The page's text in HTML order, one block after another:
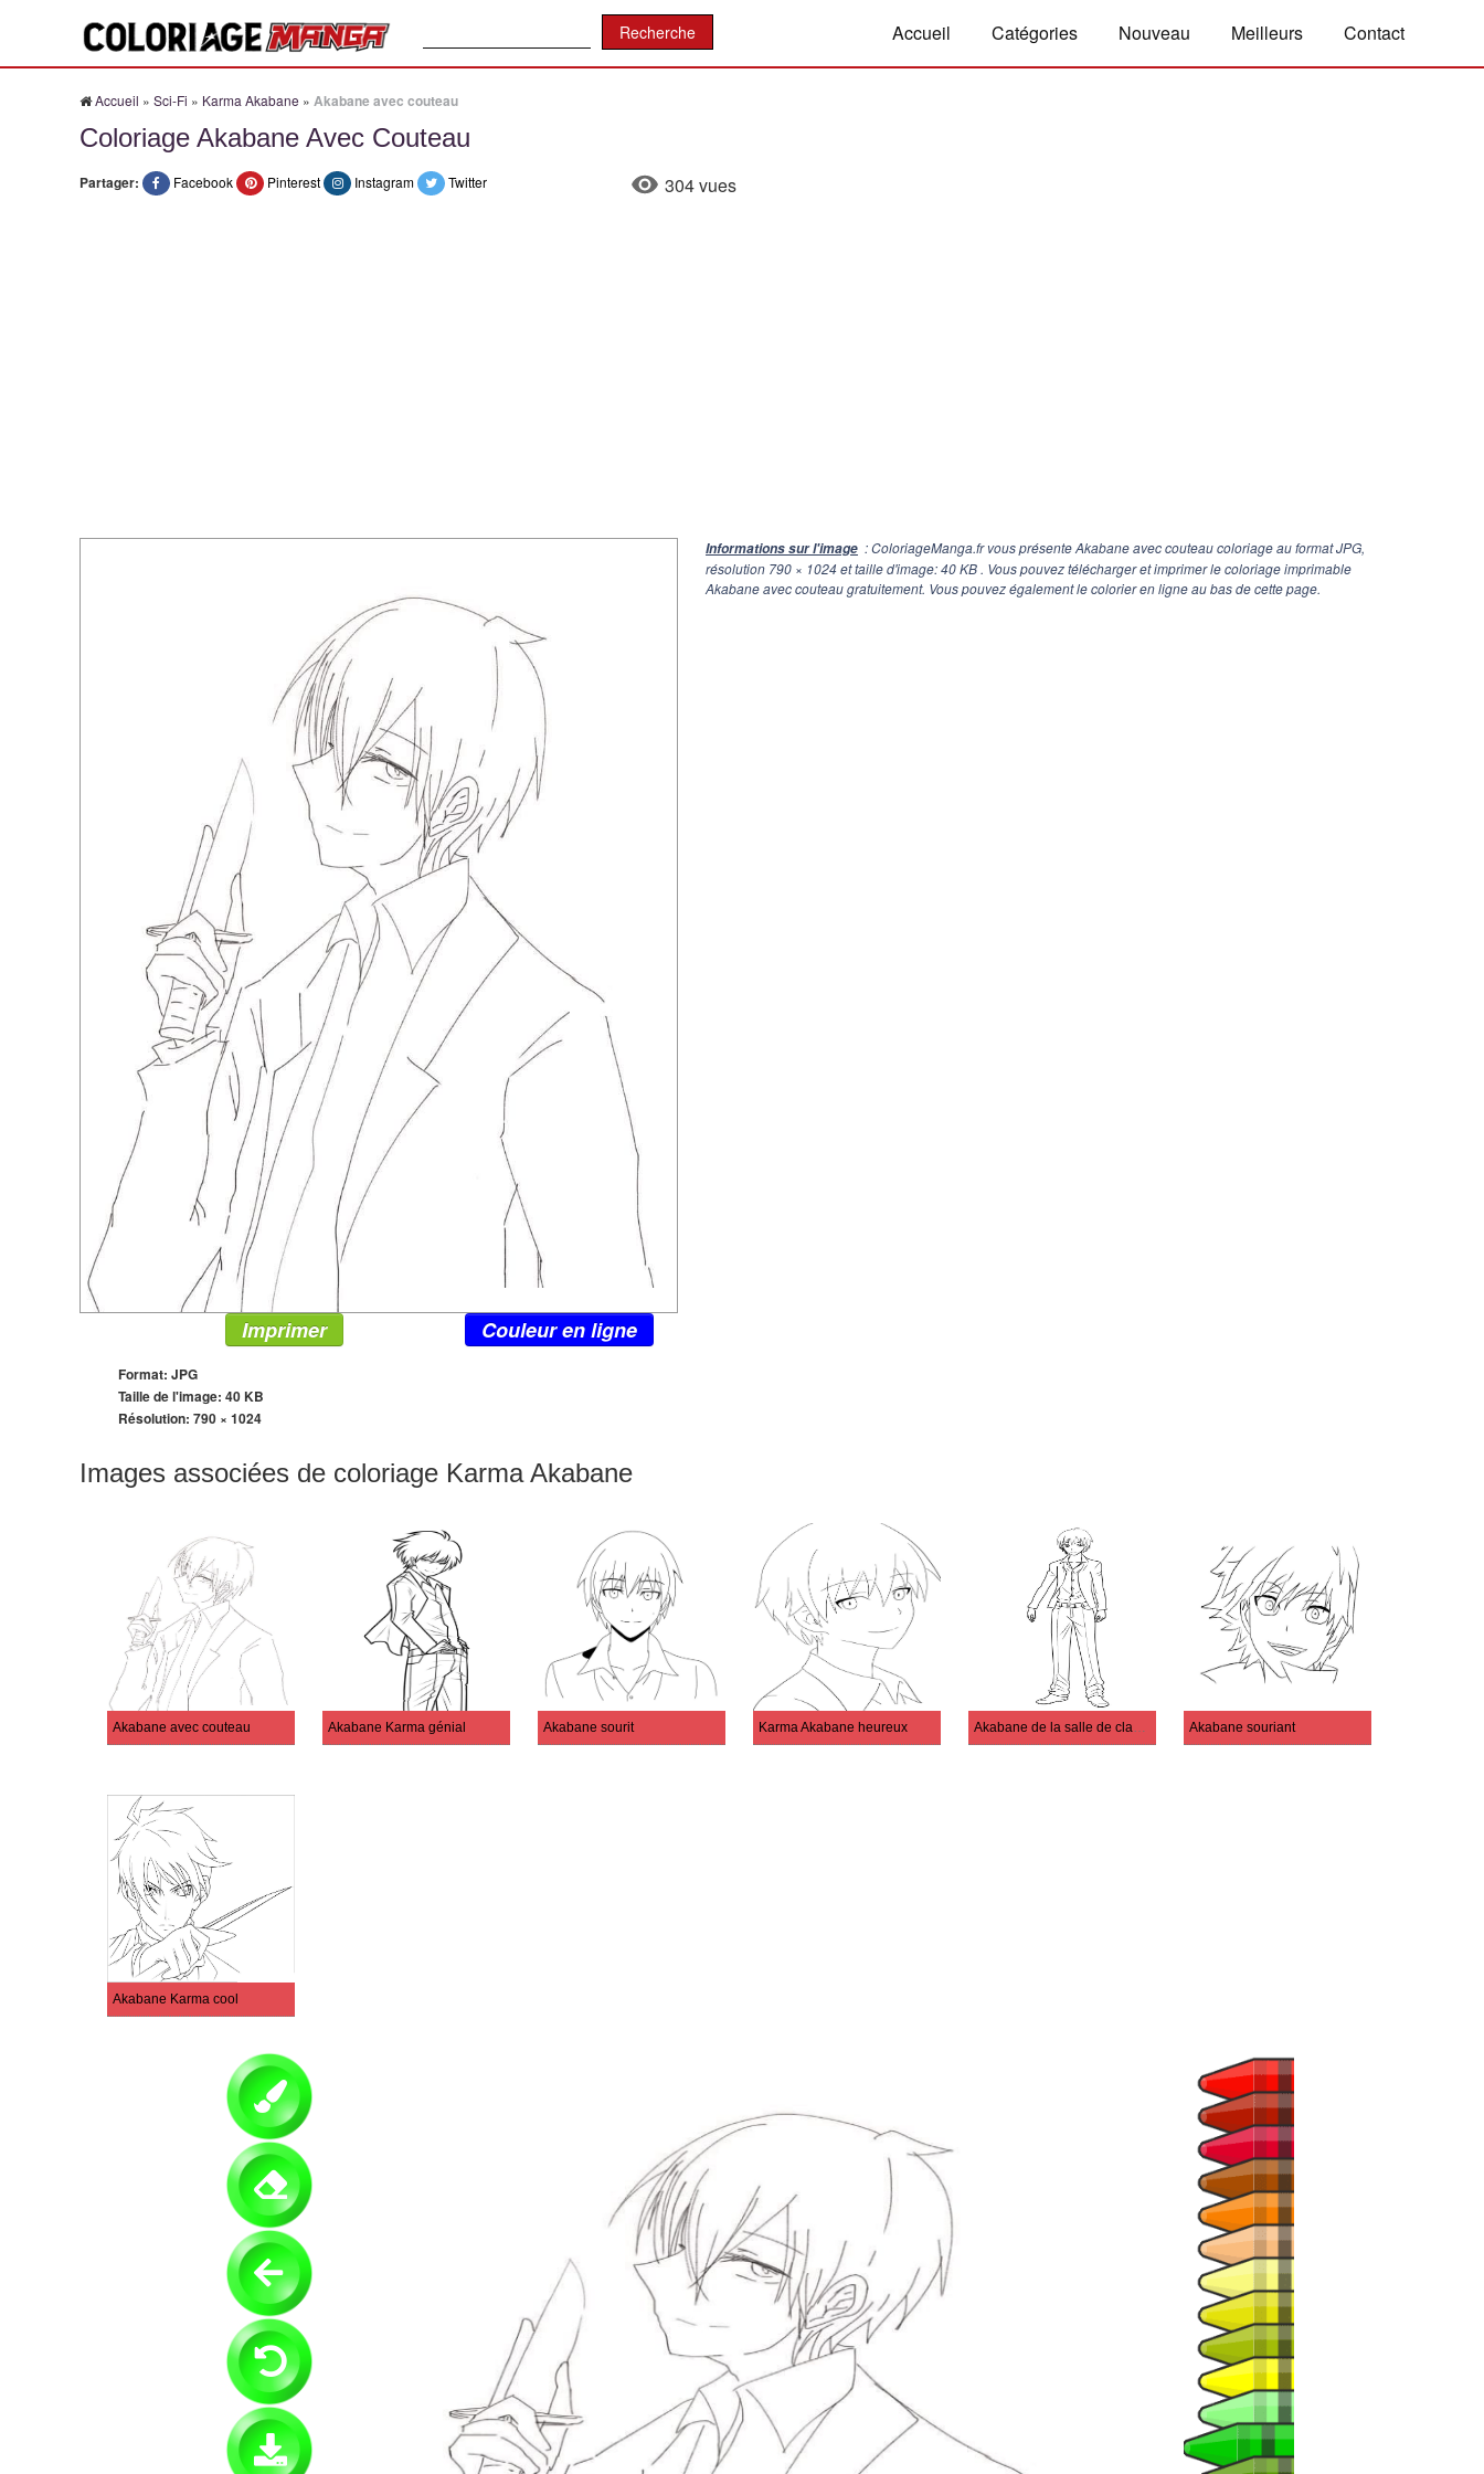
Accueil Catégories Nouveau Meilleurs Contact
Accueil » Sci-Fi » Karma Akabane » Akabane avec couteau
Coloriage Akabane Avec Couteau
Partager: Facebook Pinterest Instagram Twitter 304 vues
Informations sur l'image : ColoriageManga.fr vous présente Akabane avec couteau coloriage au format JPG,
résolution 790 × 1024et taille d'image: 40 KB . Vous pouvez télécharger et imprimer le coloriage imprimable
Akabane avec couteau gratuitement. Vous pouvez également le colorier en ligne au bas de cette page.
Imprimer Couleur en ligne
Format: JPG
Taille de l'image: 40 KB
Résolution: 790 × 1024
Images associées de coloriage Karma Akabane
Akabane avec couteau Akabane Karma génial Akabane sourit Karma Akabane heureux Akabane de la salle de classe des assassinats Akabane souriant
Akabane Karma cool